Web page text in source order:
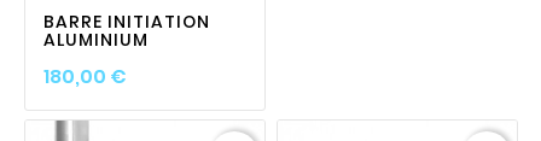
BARRE INITIATION
ALUMINIUM
180,00 €Prix